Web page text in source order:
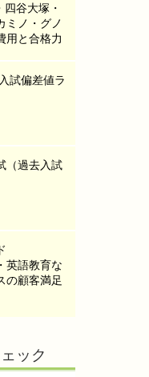
谷大塚・
ミノ・グノ
用と合格力
試偏差値ラ
（過去入試
英語教育な
の顧客満足
ック